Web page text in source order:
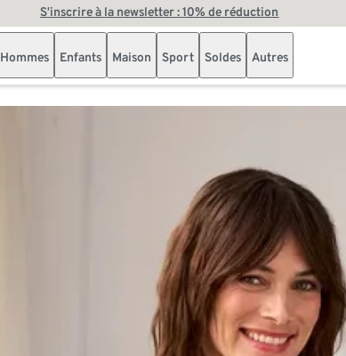
S’inscrire à la newsletter : 10% de réduction
Hommes Enfants Maison Sport Soldes Autres